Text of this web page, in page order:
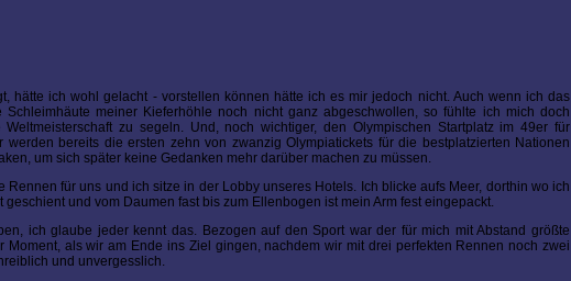
hätte ich wohl gelacht - vorstellen können hätte ich es mir jedoch nicht. Auch wenn ich das
meiner Kieferhöhle noch nicht ganz abgeschwollen, so fühlte ich mich doch
zu segeln. Und, noch wichtiger, den Olympischen Startplatz im 49er für
bereits die ersten zehn von zwanzig Olympiatickets für die bestplatzierten Nationen
um sich später keine Gedanken mehr darüber machen zu müssen.
für uns und ich sitze in der Lobby unseres Hotels. Ich blicke aufs Meer, dorthin wo ich
und vom Daumen fast bis zum Ellenbogen ist mein Arm fest eingepackt.
ich glaube jeder kennt das. Bezogen auf den Sport war der für mich mit Abstand größte
Moment, als wir am Ende ins Ziel gingen, nachdem wir mit drei perfekten Rennen noch zwei
und unvergesslich.